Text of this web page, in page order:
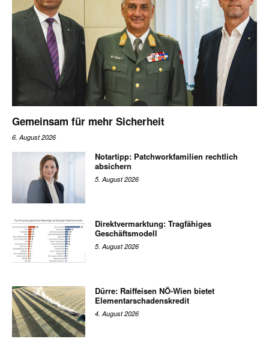
Gemeinsam für mehr Sicherheit
6. August 2026
Notartipp: Patchworkfamilien rechtlich
absichern
5. August 2026
Direktvermarktung: Tragfähiges
Geschäftsmodell
5. August 2026
Dürre: Raiffeisen NÖ-Wien bietet
Elementarschadenskredit
4. August 2026